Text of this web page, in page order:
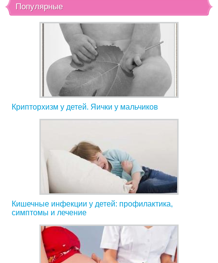
Популярные
Крипторхизм у детей. Яички у мальчиков
Кишечные инфекции у детей: профилактика,
симптомы и лечение